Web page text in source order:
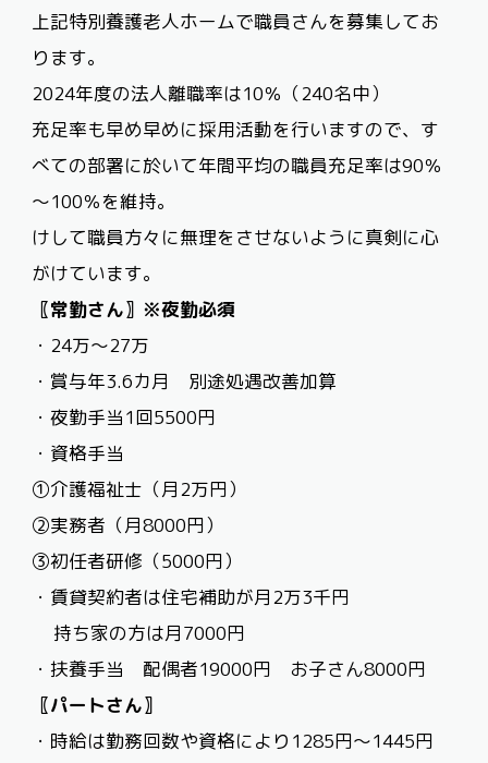
上記特別養護老人ホームで職員さんを募集してお
ります。
2024年度の法人離職率は10％（240名中）
充足率も早め早めに採用活動を行いますので、す
べての部署に於いて年間平均の職員充足率は90％
～100％を維持。
けして職員方々に無理をさせないように真剣に心
がけています。
〖常勤さん〗※夜勤必須
・ 24万～27万
・賞与年3.6カ月 別途処遇改善加算
・夜勤手当1回5500円
・資格手当
①介護福祉士（月2万円）
②実務者（月8000円）
③初任者研修（5000円）
・賃貸契約者は住宅補助が月2万3千円
持ち家の方は月7000円
・扶養手当 配偶者19000円 お子さん8000円
〖パートさん〗
・時給は勤務回数や資格により 1285円～1445円